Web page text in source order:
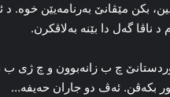
بکن مێڤانێ به‌رنامه‌یێن خوه‌.
ناڤا گه‌ل دا‌ بێنه‌ به‌لاڤکرن.
چ ب زانه‌بوون و چ ژی ب
بکه‌ڤن. ئه‌ڤ دو جاران حه‌یفه‌…